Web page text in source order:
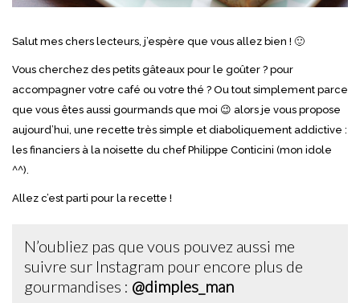
Salut mes chers lecteurs, j’espère que vous allez bien ! 🙂
Vous cherchez des petits gâteaux pour le goûter ? pour
accompagner votre café ou votre thé ? Ou tout simplement parce
que vous êtes aussi gourmands que moi 😉 alors je vous propose
aujourd’hui, une recette très simple et diaboliquement addictive :
les financiers à la noisette du chef Philippe Conticini (mon idole
^^).
Allez c’est parti pour la recette !
N’oubliez pas que vous pouvez aussi me
suivre sur Instagram pour encore plus de
gourmandises : @dimples_man